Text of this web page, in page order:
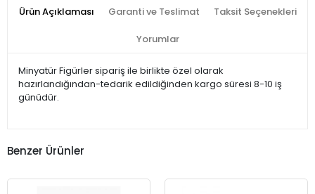
Ürün Açıklaması Garanti ve Teslimat Taksit Seçenekleri
Yorumlar
Minyatür Figürler sipariş ile birlikte özel olarak
hazırlandığından-tedarik edildiğinden kargo süresi 8-10 iş
günüdür.
Benzer Ürünler